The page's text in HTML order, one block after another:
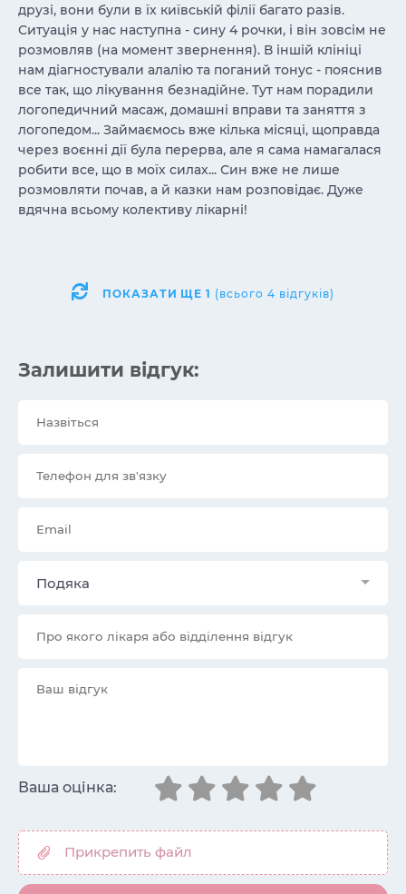
друзі, вони були в їх київській філії багато разів.
Ситуація у нас наступна - сину 4 рочки, і він зовсім не
розмовляв (на момент звернення). В іншій клініці
нам діагностували алалію та поганий тонус - пояснив
все так, що лікування безнадійне. Тут нам порадили
логопедичний масаж, домашні вправи та заняття з
логопедом... Займаємось вже кілька місяці, щоправда
через воєнні дії була перерва, але я сама намагалася
робити все, що в моїх силах... Син вже не лише
розмовляти почав, а й казки нам розповідає. Дуже
вдячна всьому колективу лікарні!
ПОКАЗАТИ ЩЕ1 (всього 4 відгуків)
Залишити відгук:
Подяка
Ваша оцінка: